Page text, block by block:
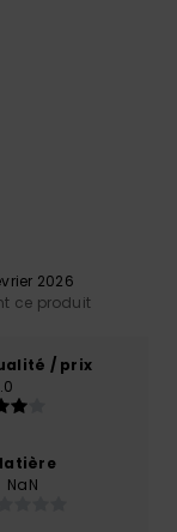
2026
ce produit
/ prix
NaN